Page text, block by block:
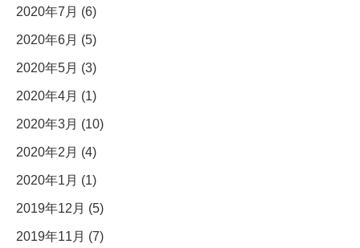
2020年7月 (6)
2020年6月 (5)
2020年5月 (3)
2020年4月 (1)
2020年3月 (10)
2020年2月 (4)
2020年1月 (1)
2019年12月 (5)
2019年11月 (7)